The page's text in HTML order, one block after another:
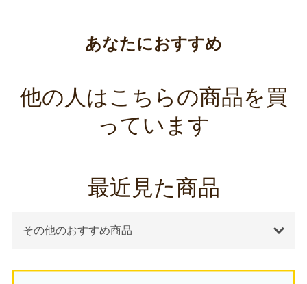
あなたにおすすめ
他の人はこちらの商品を買
っています
最近見た商品
その他のおすすめ商品